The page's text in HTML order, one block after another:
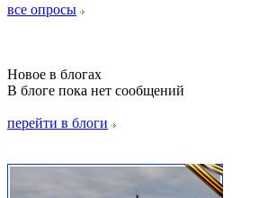
все опросы
Новое в блогах
В блоге пока нет сообщений
перейти в блоги